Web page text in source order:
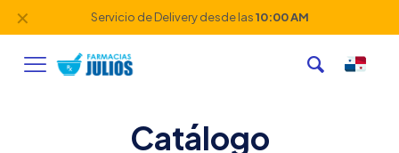
Servicio de Delivery desde las10:00 AM
✕
Catálogo